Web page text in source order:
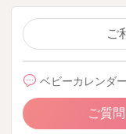
ご
ベビーカレンダ
ご質